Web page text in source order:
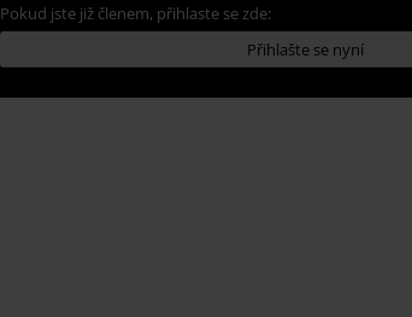
Pokud jste již členem, přihlaste se zde:
Přihlašte se nyní